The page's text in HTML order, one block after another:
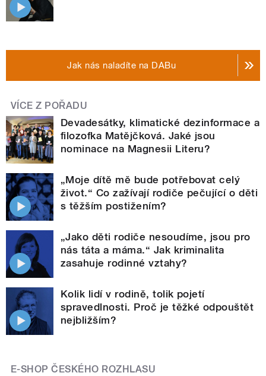
Jak nás naladíte na DABu
VÍCE Z POŘADU
Devadesátky, klimatické dezinformace a
filozofka Matějčková. Jaké jsou
nominace na Magnesii Literu?
„Moje dítě mě bude potřebovat celý
život.“ Co zažívají rodiče pečující o děti
s těžším postižením?
„Jako děti rodiče nesoudíme, jsou pro
nás táta a máma.“ Jak kriminalita
zasahuje rodinné vztahy?
Kolik lidí v rodině, tolik pojetí
spravedlnosti. Proč je těžké odpouštět
nejbližším?
E-SHOP ČESKÉHO ROZHLASU